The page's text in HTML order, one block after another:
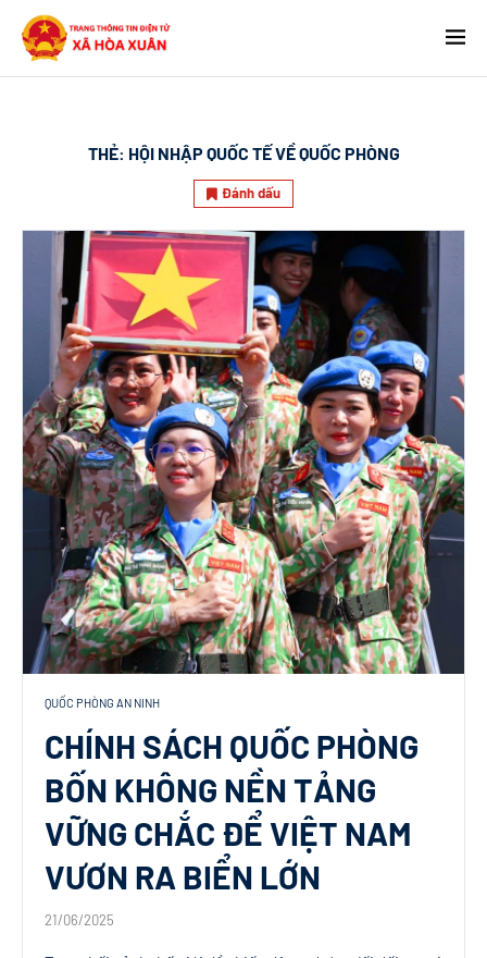
THẺ: HỘI NHẬP QUỐC TẾ VỀ QUỐC PHÒNG
Đánh dấu
QUỐC PHÒNG AN NINH
CHÍNH SÁCH QUỐC PHÒNG
BỐN KHÔNG NỀN TẢNG
VỮNG CHẮC ĐỂ VIỆT NAM
VƯƠN RA BIỂN LỚN
21/06/2025